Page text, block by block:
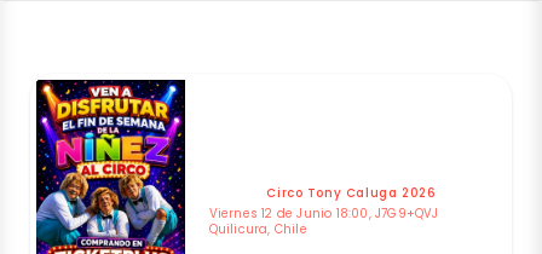
Circo Tony Caluga 2026
Viernes 12 de Junio 18:00, J7G9+QVJ
Quilicura, Chile